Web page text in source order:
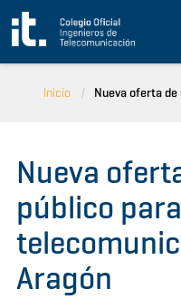
Pasar al contenido principal
Inicio Nueva oferta
Nueva
público
Aragón